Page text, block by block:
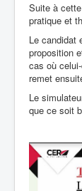
Suite à
pratique et
Le candidat
proposition
cas où
remet
Le
que ce soit